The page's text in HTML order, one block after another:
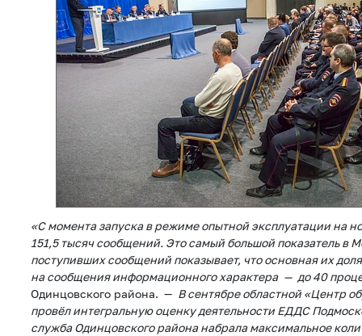
«С момента запуска в режиме опытной эксплуатации на
151,5 тысяч сообщений. Это самый большой показатель в
поступивших сообщений показывает, что основная их
на сообщения информационного характера — до 40
Одинцовского района. — В сентябре областной «Центр
провёл интегральную оценку деятельности ЕДДС
служба Одинцовского района набрала максимальное